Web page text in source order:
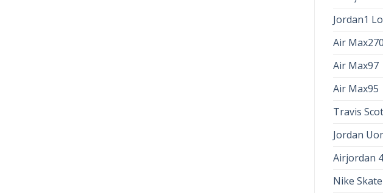
Jordan1
Air Max270
Air Max97
Air Max95
Travis
Jordan
Airjordan 4
Nike